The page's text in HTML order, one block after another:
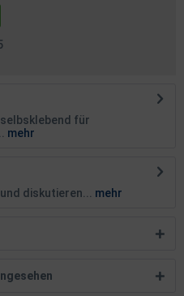
für
mehr
diskutieren...
mehr